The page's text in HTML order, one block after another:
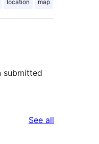
location map
submitted
See all